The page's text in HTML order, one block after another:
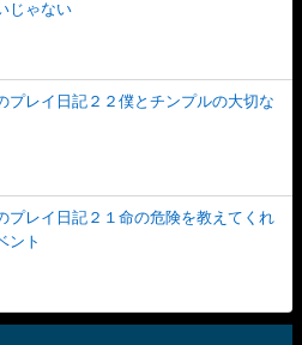
じゃない
プレイ日記２２僕とチンプルの大切な
プレイ日記２１命の危険を教えてくれ
ント